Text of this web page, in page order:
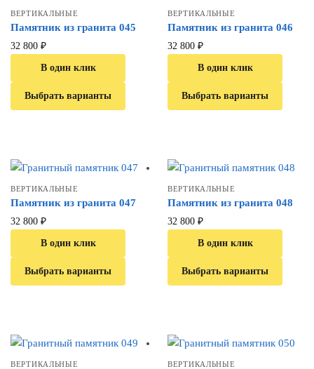
ВЕРТИКАЛЬНЫЕ
Памятник из гранита 045
32 800 ₽
В один клик
Выбрать варианты
ВЕРТИКАЛЬНЫЕ
Памятник из гранита 046
32 800 ₽
В один клик
Выбрать варианты
ВЕРТИКАЛЬНЫЕ
Памятник из гранита 047
32 800 ₽
В один клик
Выбрать варианты
ВЕРТИКАЛЬНЫЕ
Памятник из гранита 048
32 800 ₽
В один клик
Выбрать варианты
ВЕРТИКАЛЬНЫЕ ВЕРТИКАЛЬНЫЕ